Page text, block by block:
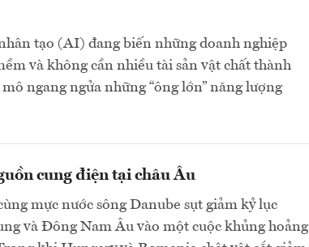
tạo (AI) đang biến những doanh nghiệp
và không cần nhiều tài sản vật chất thành
ngang ngửa những “ông lớn” năng lượng
cung điện tại châu Âu
mực nước sông Danube sụt giảm kỷ lục
và Đông Nam Âu vào một cuộc khủng hoảng